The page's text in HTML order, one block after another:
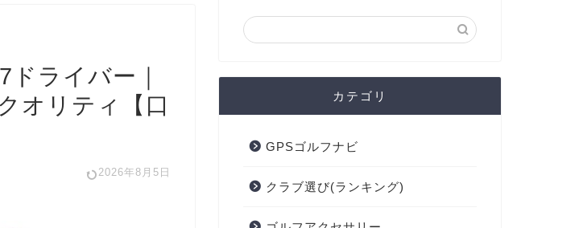
ドライバー｜
オリティ【口
2026年8月5日
カテゴリ
GPSゴルフナビ
クラブ選び(ランキング)